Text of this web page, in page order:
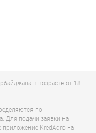
в возрасте от 18
по
Для подачи заявки на
приложение KredAqro на